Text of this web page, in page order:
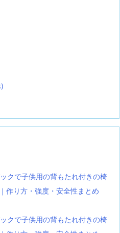
クで子供用の背もたれ付きの椅
作り方・強度・安全性まとめ
クで子供用の背もたれ付きの椅